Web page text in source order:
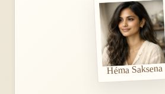
Héma Saksena